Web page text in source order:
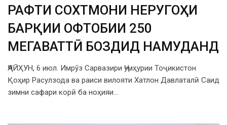
РАФТИ СОХТМОНИ НЕРУГОҲИ
БАРҚИИ ОФТОБИИ 250
МЕГАВАТТӢ БОЗДИД НАМУДАНД
ҶАЙҲУН, 6 июл. Имрӯз Сарвазири Ҷумҳурии Тоҷикистон
Қоҳир Расулзода ва раиси вилояти Хатлон Давлаталӣ Саид
зимни сафари корӣ ба ноҳияи…